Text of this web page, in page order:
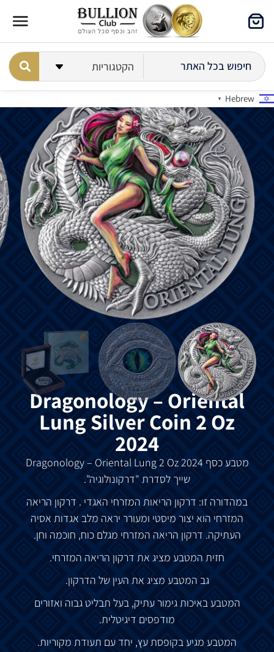
Hebrew
▼
Dragonology – Oriental
Lung Silver Coin 2 Oz
2024
מטבעכסף Dragonology – Oriental Lung 2 Oz 2024
שייך לסדרת "דרקונולוגיה".
במהדורה זו: דרקון הריאות המזרחי האגדי . דרקון הריאה
המזרחי הוא יצור מיסטי ומעורר יראה מלב אגדות אסיה
העתיקה. דרקון הריאה המזרחי מגלם כוח, חוכמה וחן.
חזית המטבע מציג את דרקון הריאה המזרחי.
גב המטבע מציג את העין של הדרקון.
המטבעבאיכותגימורעתיק,בעל תבליט גבוה ואזורים
מודפסים דיגיטלית.
המטבע מגיעבקופסתעץ, יחד עם תעודת מקוריות.